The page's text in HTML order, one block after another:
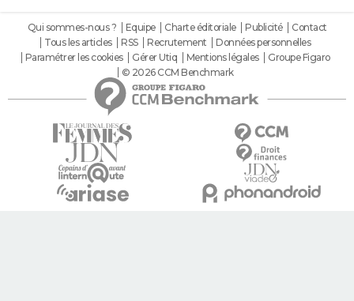
Qui sommes-nous ? Equipe Charte éditoriale Publicité
Contact
Tous les articles
RSS Recrutement
Données personnelles
Paramétrer les cookies
Gérer Utiq Mentions légales
Groupe Figaro
© 2026 CCM Benchmark